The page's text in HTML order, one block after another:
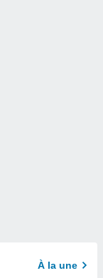
À la une